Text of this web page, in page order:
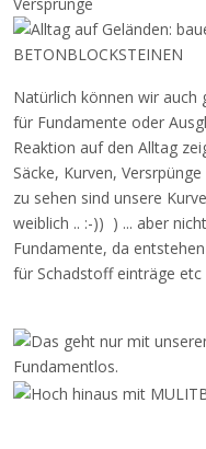
Natürlich können wir auch
für Fundamente oder
Reaktion auf den Alltag
Säcke, Kurven,
zu sehen sind unsere
weiblich .. :-)) ) ... aber
Fundamente, da
für Schadstoff einträge etc